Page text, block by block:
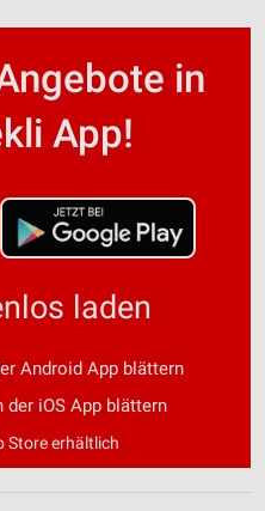
in
App!
laden
Android App blättern
iOS App blättern
Store erhältlich